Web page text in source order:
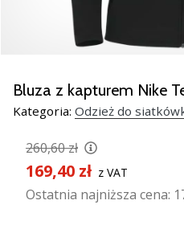
Świąteczne
prezenty
–
Nasze
porady
pomogą
Ci
wybrać
idealny
Bluza z kapturem Nike
Kategoria: Odzież do
260,60 zł
169,40 zł z VAT
Ostatnia najniższa cena: